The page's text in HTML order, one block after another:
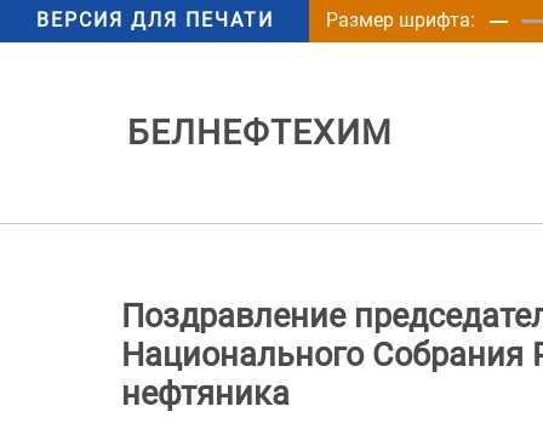
ВЕРСИЯ ДЛЯ ПЕЧАТИ Размер шрифта:
БЕЛНЕФТЕХИМ
Поздравление
Национального Собрания
нефтяника